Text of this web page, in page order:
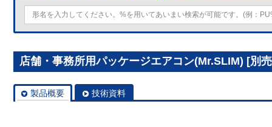
店舗・事務所用パッケージエアコン(Mr.SLIM) [別
製品概要 技術資料